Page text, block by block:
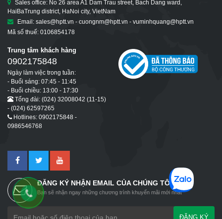
Sales office: No 26 area A1 Dam Trau street, Bach Dang ward,
HaiBaTrung district, HaNoi city, VietNam
Email: sales@hptt.vn - cuongnm@hptt.vn - vuminhquang@hptt.vn
Mã số thuế: 0106854178
Trung tâm khách hàng
0902175848
Ngày làm việc trong tuần:
- Buổi sáng: 07:45 - 11:45
- Buổi chiều: 13:00 - 17:30
Tổng đài: (024) 32008042 (11-15)
- (024) 62597265
Hotlines: 0902175848 -
0986546768
ĐĂNG KÝ NHẬN EMAIL CỦA CHÚNG TÔI
Bạn sẽ nhận ngay những chương trình khuyến mãi mới nhất
ĐĂNG KÝ